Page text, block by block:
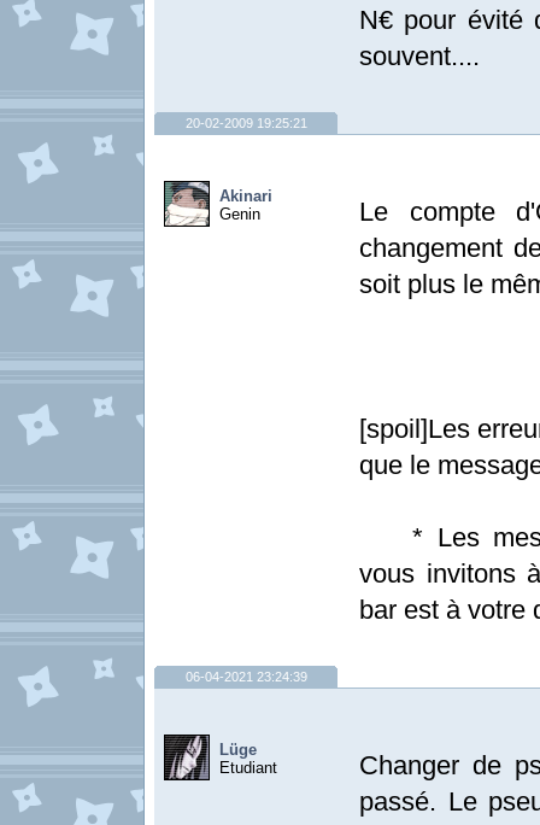
N€ pour évité
souvent....
20-02-2009 19:25:21
Akinari
Genin
Le compte
changement
soit plus le
[spoil]Les
que le
* Les
vous invitons
bar est à votre
06-04-2021 23:24:39
Lüge
Etudiant
Changer de
passé. Le